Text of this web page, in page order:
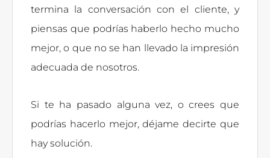
termina la conversación con el cliente, y
piensas que podrías haberlo hecho mucho
mejor, o que no se han llevado la impresión
adecuada de nosotros.
Si te ha pasado alguna vez, o crees que
podrías hacerlo mejor, déjame decirte que
hay solución.